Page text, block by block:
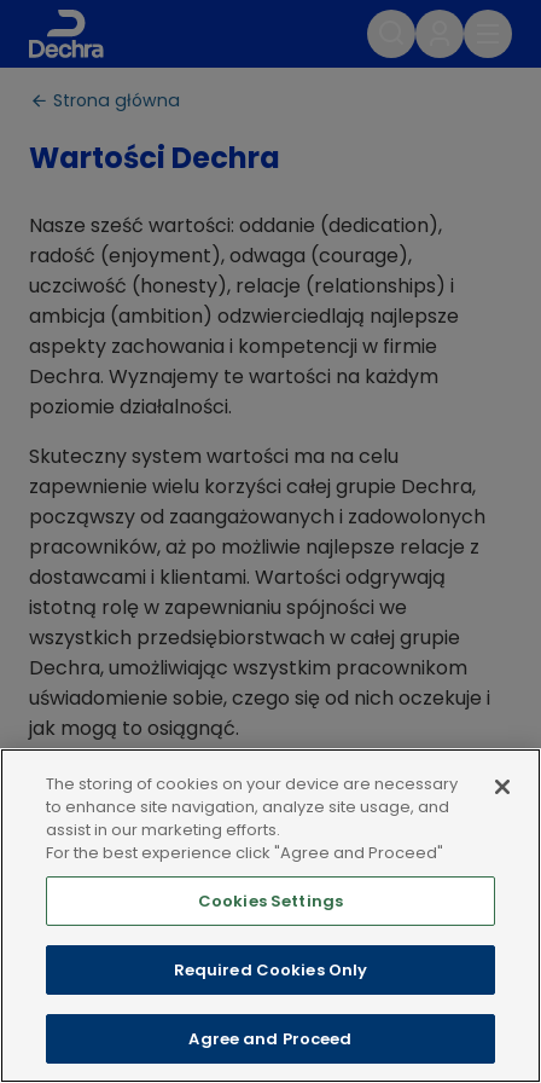
Strona główna
Wartości Dechra
Nasze sześć wartości: oddanie (dedication),
radość (enjoyment), odwaga (courage),
uczciwość (honesty), relacje (relationships) i
ambicja (ambition) odzwierciedlają najlepsze
aspekty zachowania i kompetencji w firmie
Dechra. Wyznajemy te wartości na każdym
poziomie działalności.
Skuteczny system wartości ma na celu
zapewnienie wielu korzyści całej grupie Dechra,
począwszy od zaangażowanych i zadowolonych
pracowników, aż po możliwie najlepsze relacje z
dostawcami i klientami. Wartości odgrywają
istotną rolę w zapewnianiu spójności we
wszystkich przedsiębiorstwach w całej grupie
Dechra, umożliwiając wszystkim pracownikom
uświadomienie sobie, czego się od nich oczekuje i
jak mogą to osiągnąć.
LEGAL AND POLICIES
Copyright © 2025 Dechra Veterinary Products. Wszelkie prawa
The storing of cookies on your device are necessary
to enhance site navigation, analyze site usage, and
assist in our marketing efforts.
For the best experience click "Agree and Proceed"
Cookies Settings
Required Cookies Only
Agree and Proceed